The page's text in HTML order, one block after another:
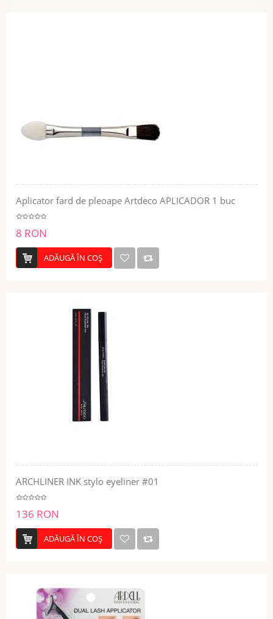
Aplicator fard de pleoape Artdeco APLICADOR 1 buc
8 RON
ADĂUGĂ ÎN COŞ
ARCHLINER INK stylo eyeliner #01
136 RON
ADĂUGĂ ÎN COŞ